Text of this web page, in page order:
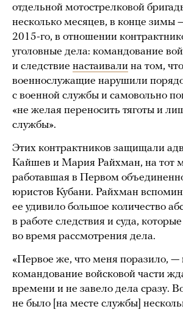
отдельной мотострелковой
несколько месяцев, в конце зимы
2015-го, в отношении
уголовные дела: командование
и следствие настаивали на том, что
военнослужащие нарушили
с военной службы и самовольно
«не желая переносить тяготы и
службы».
Этих контрактников защищали
Кайшев и Мария Райхман, на тот
работавшая в Первом
юристов Кубани. Райхман
ее удивило большое количество
в работе следствия и суда,
во время рассмотрения дела.
«Первое же, что меня поразило, —
командование войсковой части
времени и не завело дела сразу.
не было [на месте службы]